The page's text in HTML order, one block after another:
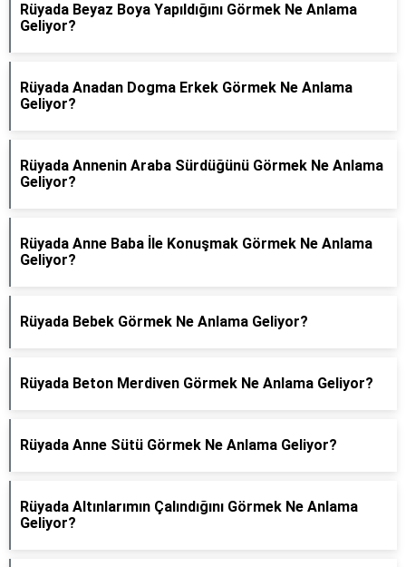
Rüyada Beyaz Boya Yapıldığını Görmek Ne Anlama
Geliyor?
Rüyada Anadan Dogma Erkek Görmek Ne Anlama
Geliyor?
Rüyada Annenin Araba Sürdüğünü Görmek Ne Anlama
Geliyor?
Rüyada Anne Baba İle Konuşmak Görmek Ne Anlama
Geliyor?
Rüyada Bebek Görmek Ne Anlama Geliyor?
Rüyada Beton Merdiven Görmek Ne Anlama Geliyor?
Rüyada Anne Sütü Görmek Ne Anlama Geliyor?
Rüyada Altınlarımın Çalındığını Görmek Ne Anlama
Geliyor?